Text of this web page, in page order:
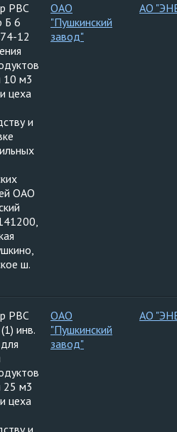
РВС
Б 6
12
10 м3
цеха
и
ОАО
ш.
ОАО
"Пушкинский
завод"
АО
РВС
инв.
25 м3
цеха
и
ОАО
"Пушкинский
завод"
АО